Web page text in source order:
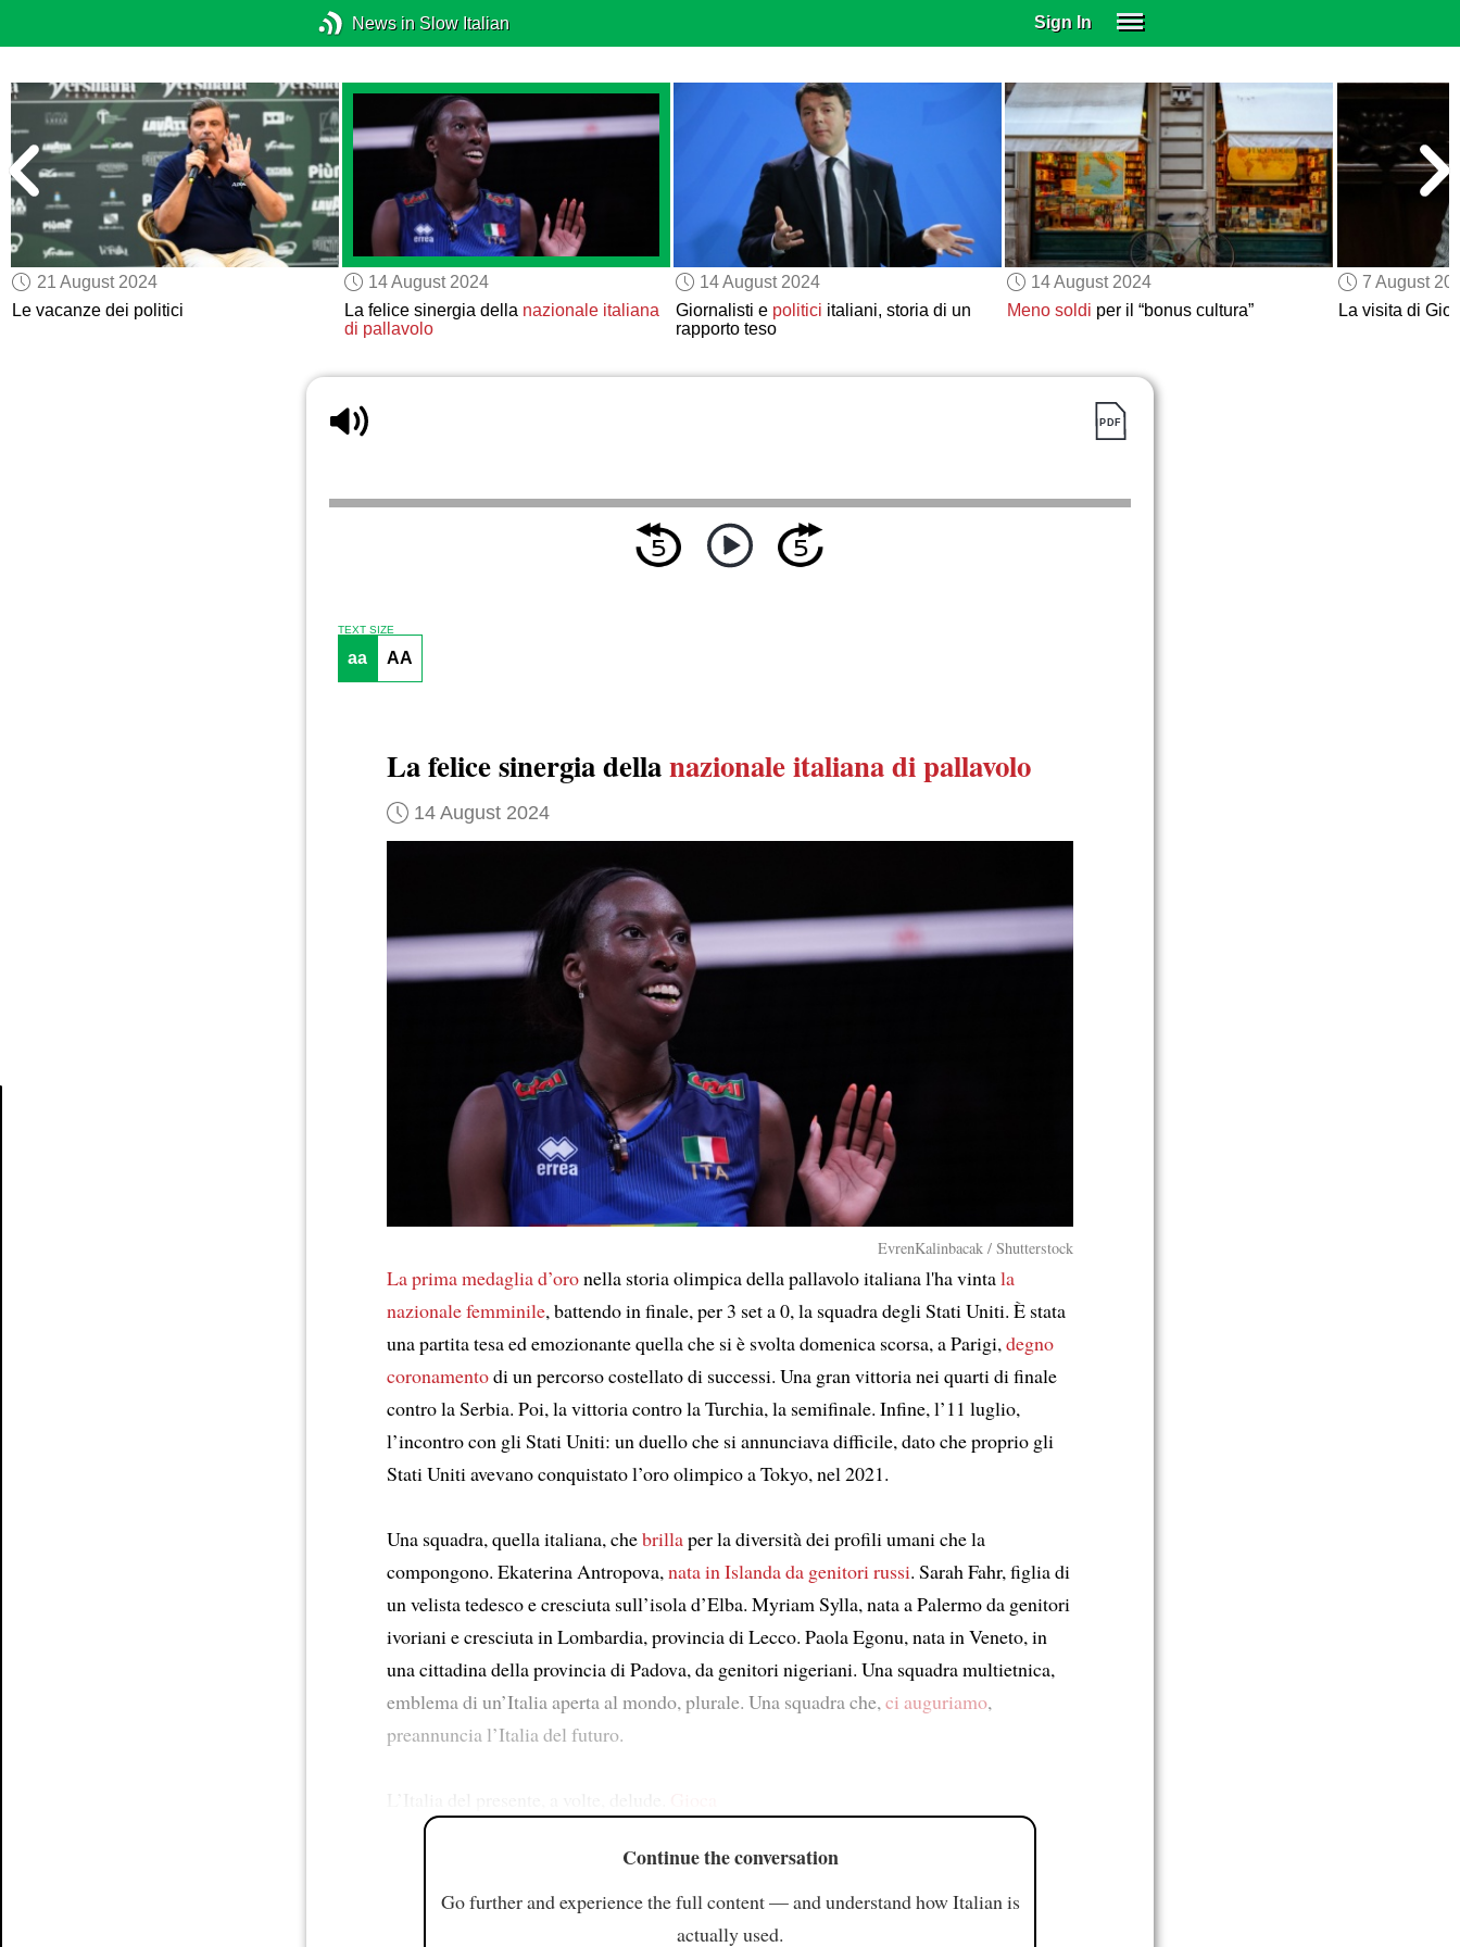
News in Slow Italian Sign In
SUBSCRIBE
EDUCATIONAL LICENSES
GIFT CARDS
OTHER LANGUAGES
ABOUT US
ALEXA
ADJUST COLORS
21 August 2024
Le vacanze dei politici
14 August 2024
La felice sinergia della nazionale italiana
di pallavolo
14 August 2024
Giornalisti e politici italiani, storia di un
rapporto teso
14 August 2024
Meno soldi per il “bonus cultura”
7 August
La visita di
TEXT SIZE
aa AA
La felice sinergia dellanazionale italiana di pallavolo
14 August 2024
EvrenKalinbacak / Shutterstock
La prima medaglia d’oronella storia olimpica della pallavolo italiana l'ha vintala
nazionale femminile, battendo in finale, per 3 set a 0, la squadra degli Stati Uniti. È stata
una partita tesa ed emozionante quella che si è svolta domenica scorsa, a Parigi, degno
coronamentodi un percorso costellato di successi. Una gran vittoria nei quarti di finale
contro la Serbia. Poi, la vittoria contro la Turchia, la semifinale. Infine, l’11 luglio,
l’incontro con gli Stati Uniti: un duello che si annunciava difficile, dato che proprio gli
Stati Uniti avevano conquistato l’oro olimpico a Tokyo, nel 2021.
Una squadra, quella italiana, chebrillaper la diversità dei profili umani che la
compongono. Ekaterina Antropova, nata in Islanda da genitori russi. Sarah Fahr, figlia di
un velista tedesco e cresciuta sull’isola d’Elba. Myriam Sylla, nata a Palermo da genitori
ivoriani e cresciuta in Lombardia, provincia di Lecco. Paola Egonu, nata in Veneto, in
una cittadina della provincia di Padova, da genitori nigeriani. Una squadra multietnica,
emblema di un’Italia aperta al mondo, plurale. Una squadra che, ci auguriamo,
preannuncia l’Italia del futuro.
Continue the conversation
Go further and experience the full content — and understand how Italian is
actually used.